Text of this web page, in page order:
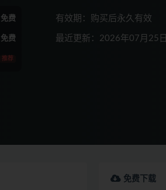
免费
免费
推荐
有效期：购买后永久有效
最近更新：2026年07月25日
免费下载